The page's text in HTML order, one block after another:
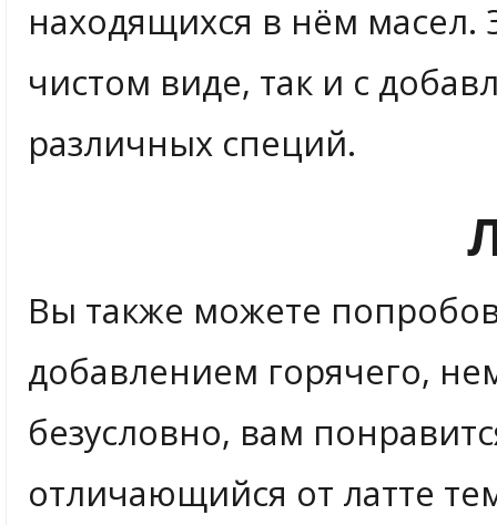
находящихся в нём масел.
чистом виде, так и с
различных специй.
Вы также можете
добавлением горячего,
безусловно, вам
отличающийся от латте